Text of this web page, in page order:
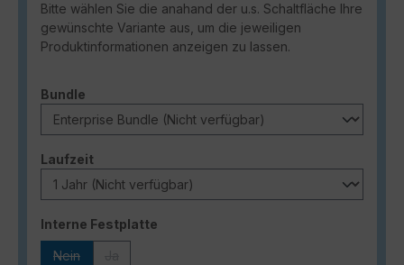
Bitte wählen Sie die anahand der u.s. Schaltfläche Ihre
gewünschte Variante aus, um die jeweiligen
Produktinformationen anzeigen zu lassen.
Bundle
Laufzeitauswählen
Interne Festplatte
Nein